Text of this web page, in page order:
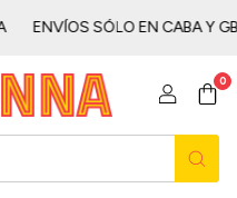
ENVÍOS SÓLO EN CABA Y GBAㅤㅤㅤㅤ
0